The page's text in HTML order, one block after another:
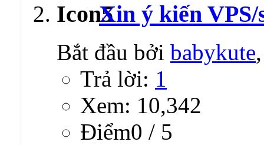
Xin ý kiến VPS/
Bắt đầu bởi babykute
Trả lời: 1
Xem: 10,342
Ðiểm0 / 5